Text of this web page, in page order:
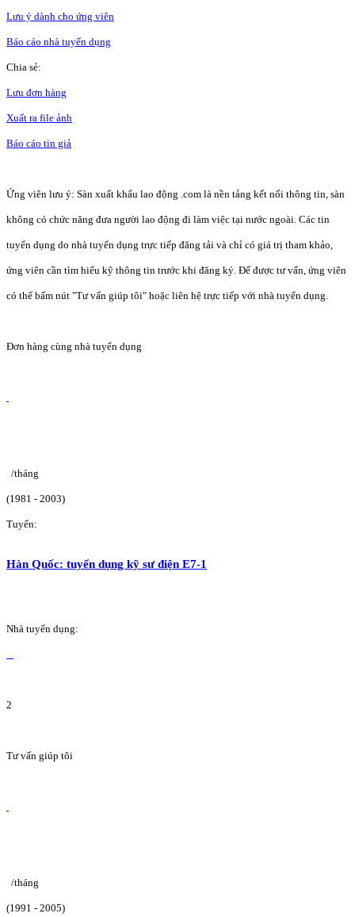
Lưu ý dành cho ứng viên
Báo cáo nhà tuyển dụng
Chia sẻ:
Lưu đơn hàng
Xuất ra file ảnh
Báo cáo tin giả
Ứng viên lưu ý: Sàn xuất khẩu lao động .com là nền tảng kết nối thông tin, sàn
không có chức năng đưa người lao động đi làm việc tại nước ngoài. Các tin
tuyển dụng do nhà tuyển dụng trực tiếp đăng tải và chỉ có giá trị tham khảo,
ứng viên cần tìm hiểu kỹ thông tin trước khi đăng ký. Để được tư vấn, ứng viên
có thể bấm nút "Tư vấn giúp tôi" hoặc liên hệ trực tiếp với nhà tuyển dụng.
Đơn hàng cùng nhà tuyển dụng
/tháng
(1981 - 2003)
Tuyển:
Hàn Quốc: tuyển dụng kỹ sư điện E7-1
Nhà tuyển dụng:
2
Tư vấn giúp tôi
/tháng
(1991 - 2005)